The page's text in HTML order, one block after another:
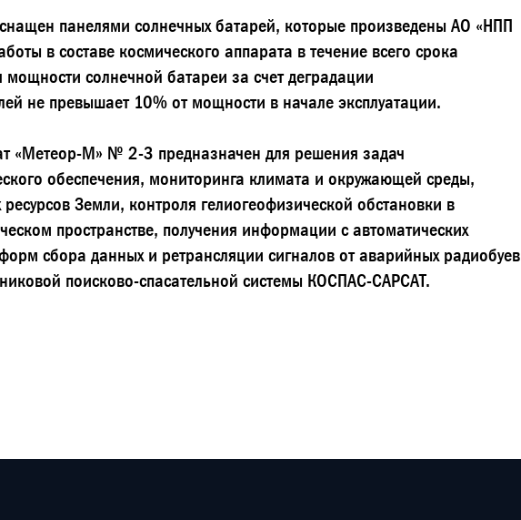
панелями солнечных батарей, которые произведены АО «НПП
в составе космического аппарата в течение всего срока
мощности солнечной батареи за счет деградации
не превышает 10% от мощности в начале эксплуатации.
«Метеор-М» № 2-3 предназначен для решения задач
обеспечения, мониторинга климата и окружающей среды,
Земли, контроля гелиогеофизической обстановки в
пространстве, получения информации с автоматических
сбора данных и ретрансляции сигналов от аварийных радиобуев
поисково-спасательной системы КОСПАС-САРСАТ.